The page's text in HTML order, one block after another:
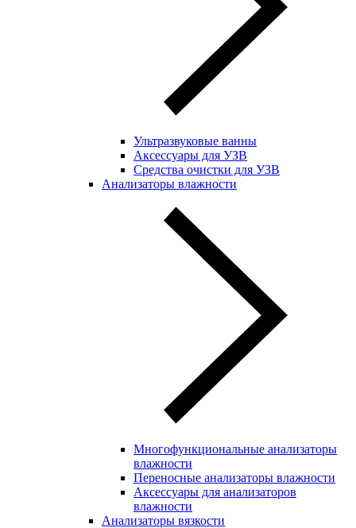
Ультразвуковые ванны
Аксессуары для УЗВ
Средства очистки для УЗВ
Анализаторы влажности
Многофункциональные анализаторы
влажности
Переносные анализаторы влажности
Аксессуары для анализаторов
влажности
Анализаторы вязкости